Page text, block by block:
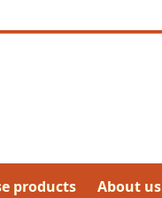
products About us